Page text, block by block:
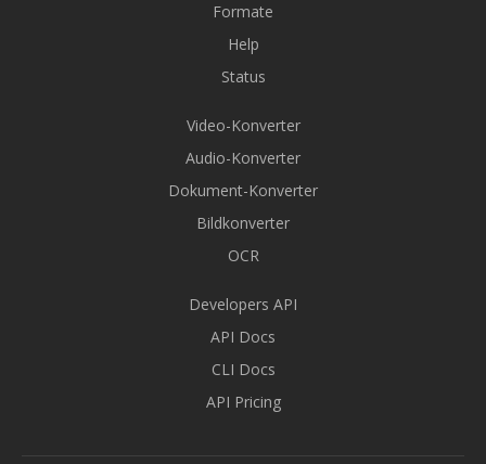
Formate
Help
Status
Video-Konverter
Audio-Konverter
Dokument-Konverter
Bildkonverter
OCR
Developers API
API Docs
CLI Docs
API Pricing